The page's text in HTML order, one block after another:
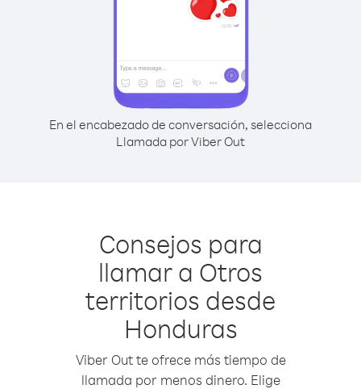
En el encabezado de conversación, selecciona
Llamada por Viber Out
Consejos para
llamar a Otros
territorios desde
Honduras
Viber Out te ofrece más tiempo de
llamada por menos dinero. Elige